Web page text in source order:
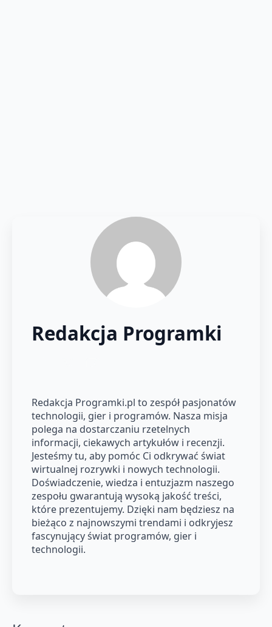
Redakcja Programki
Redakcja Programki.pl to zespół pasjonatów
technologii, gier i programów. Nasza misja
polega na dostarczaniu rzetelnych
informacji, ciekawych artykułów i recenzji.
Jesteśmy tu, aby pomóc Ci odkrywać świat
wirtualnej rozrywki i nowych technologii.
Doświadczenie, wiedza i entuzjazm naszego
zespołu gwarantują wysoką jakość treści,
które prezentujemy. Dzięki nam będziesz na
bieżąco z najnowszymi trendami i odkryjesz
fascynujący świat programów, gier i
technologii.